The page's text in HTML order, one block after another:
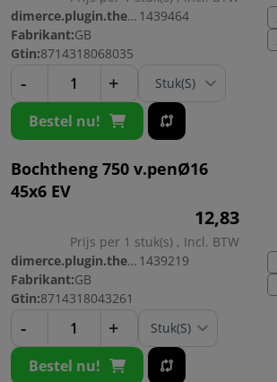
dimerce.plugin.theme.productnr: 1439464
Fabrikant:GB
Gtin:8714318068035
- +
Bestel nu!
Bochtheng 750 v.penØ16
45x6 EV
12,83
Prijs per 1 stuk(s) , Incl. BTW
dimerce.plugin.theme.productnr: 1439219
Fabrikant:GB
Gtin:8714318043261
- +
Bestel nu!